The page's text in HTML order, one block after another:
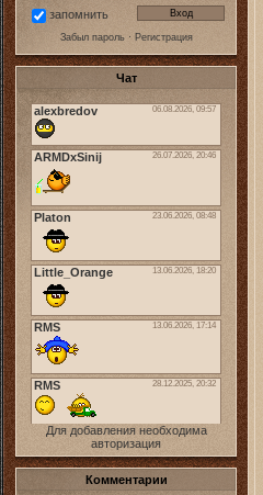
запомнить
Забыл пароль· Регистрация
Чат
Для добавления необходима
авторизация
Комментарии